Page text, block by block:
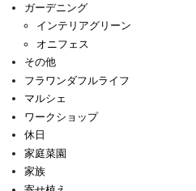
ガーデニング
インテリアグリーン
オニフェス
その他
フラワンダフルライフ
マルシェ
ワークショップ
休日
家庭菜園
家族